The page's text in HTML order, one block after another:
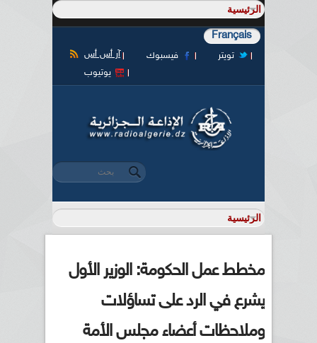
Français
آر أس أس فيسبوك
تويتر
يوتيوب
استمارة البحث
‏بحث ‏
مخطط عمل الحكومة: الوزير الأول
يشرع في الرد على تساؤلات
وملاحظات أعضاء مجلس الأمة